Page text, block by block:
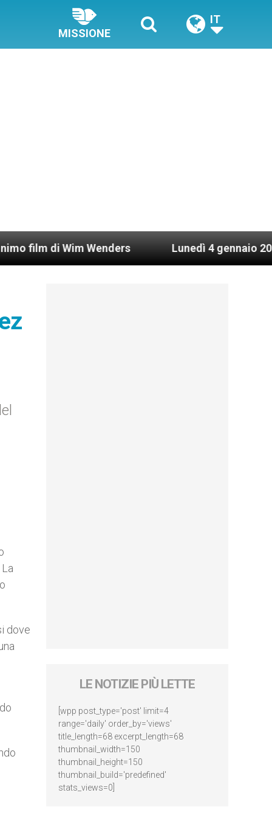
MISSIONE
IT
Wim Wenders Lunedì 4 gennaio 2021:
dove
LE NOTIZIE PIÙ LETTE
[wpp post_type='post' limit=4
range='daily' order_by='views'
title_length=68 excerpt_length=68
thumbnail_width=150
thumbnail_height=150
thumbnail_build='predefined'
stats_views=0]